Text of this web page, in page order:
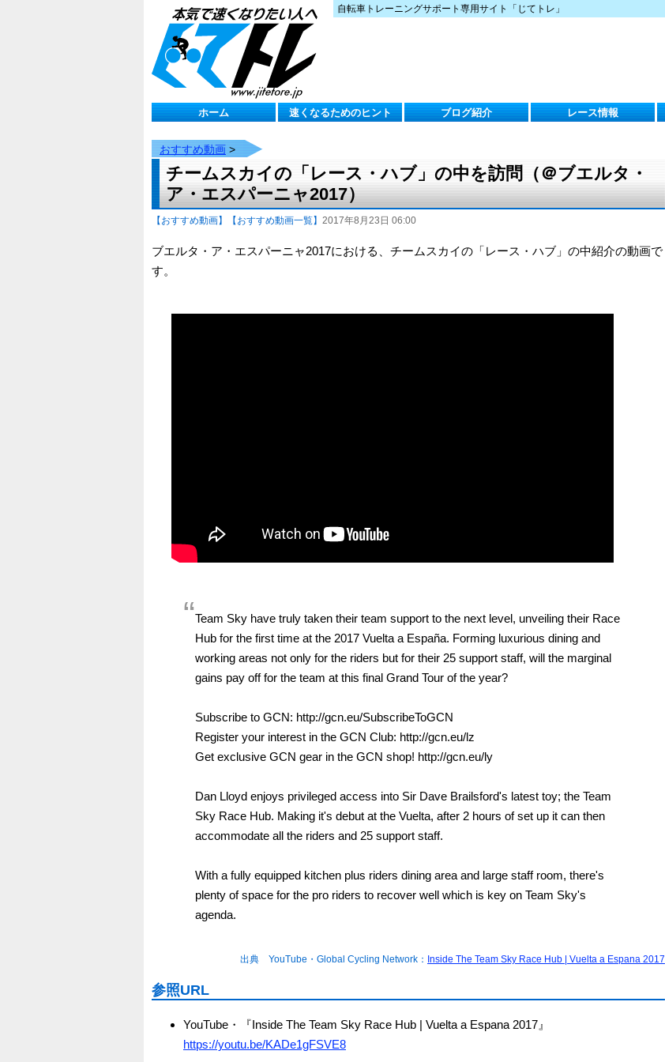
自転車トレーニングサポート専用サイト「じてトレ」
ホーム 速くなるためのヒント ブログ紹介 レース情報
おすすめ動画 >
チームスカイの「レース・ハブ」の中を訪問（＠ブエルタ・
ア・エスパーニャ2017）
【おすすめ動画】 【おすすめ動画一覧】 2017年8月23日 06:00
ブエルタ・ア・エスパーニャ2017における、チームスカイの「レース・ハブ」の中紹介の動画で
す。
Team Sky have truly taken their team support to the next level, unveiling their Race
Hub for the first time at the 2017 Vuelta a España. Forming luxurious dining and
working areas not only for the riders but for their 25 support staff, will the marginal
gains pay off for the team at this final Grand Tour of the year?
Subscribe to GCN: http://gcn.eu/SubscribeToGCN
Register your interest in the GCN Club: http://gcn.eu/lz
Get exclusive GCN gear in the GCN shop! http://gcn.eu/ly
Dan Lloyd enjoys privileged access into Sir Dave Brailsford's latest toy; the Team
Sky Race Hub. Making it's debut at the Vuelta, after 2 hours of set up it can then
accommodate all the riders and 25 support staff.
With a fully equipped kitchen plus riders dining area and large staff room, there's
plenty of space for the pro riders to recover well which is key on Team Sky's
agenda.
出典 YouTube・Global Cycling Network： Inside The Team Sky Race Hub | Vuelta a Espana 2017
参照URL
YouTube・『Inside The Team Sky Race Hub | Vuelta a Espana 2017』
https://youtu.be/KADe1gFSVE8